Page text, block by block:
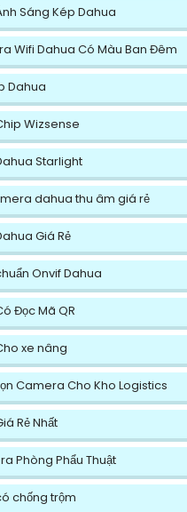
Sáng Kép Dahua
Wifi Dahua Có Màu Ban Đêm
Dahua
Wizsense
Starlight
dahua thu âm giá rẻ
Giá Rẻ
Onvif Dahua
Đọc Mã QR
xe nâng
Camera Cho Kho Logistics
Rẻ Nhất
Phòng Phẩu Thuật
chống trộm